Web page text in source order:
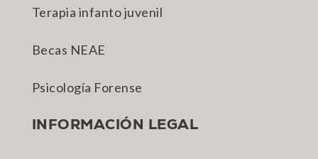
Terapia infanto juvenil
Becas NEAE
Psicología Forense
INFORMACIÓN LEGAL